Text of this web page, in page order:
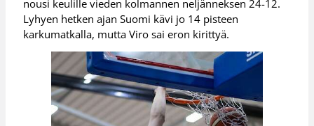
nousi keulille vieden kolmannen neljänneksen 24-12.
Lyhyen hetken ajan Suomi kävi jo 14 pisteen
karkumatkalla, mutta Viro sai eron kirittyä.